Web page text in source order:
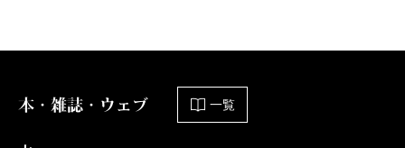
本・雑誌・ウェブ 一覧